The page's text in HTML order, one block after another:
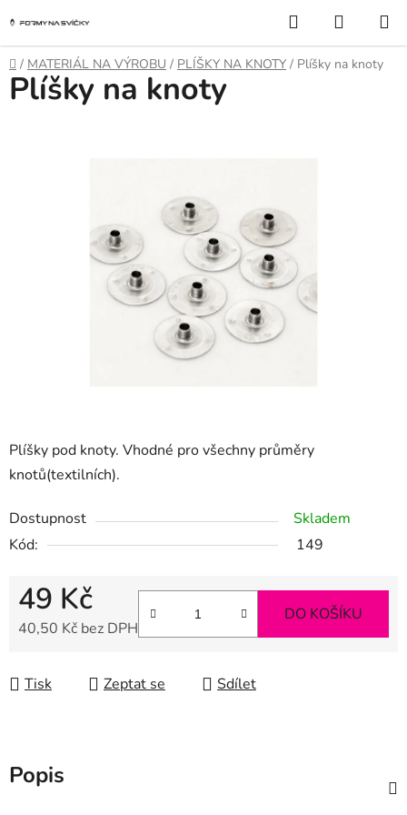
na
obsah
Hledat
KOŠÍK
Domů
/ MATERIÁL NA VÝROBU / PLÍŠKY NA KNOTY / Plíšky na knoty
Plíšky pod knoty. Vhodné pro všechny průměry
knotů(textilních).
Dostupnost
Skladem
Kód:
149
49 Kč
40,50 Kč bez DPH
DO KOŠÍKU
Tisk Zeptat se Sdílet
Plíšky na knoty
Popis